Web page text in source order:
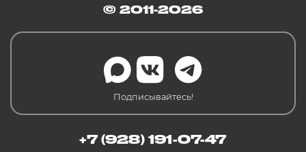
© 2011-2026
Подписывайтесь!
+7 (928) 191-07-47